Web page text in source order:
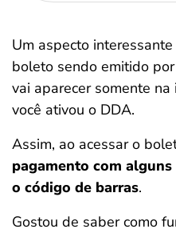
Um aspecto
boleto sendo emitido
vai aparecer somente
você ativou o DDA.
Assim, ao acessar o
pagamento com
o código de barras.
Gostou de saber como